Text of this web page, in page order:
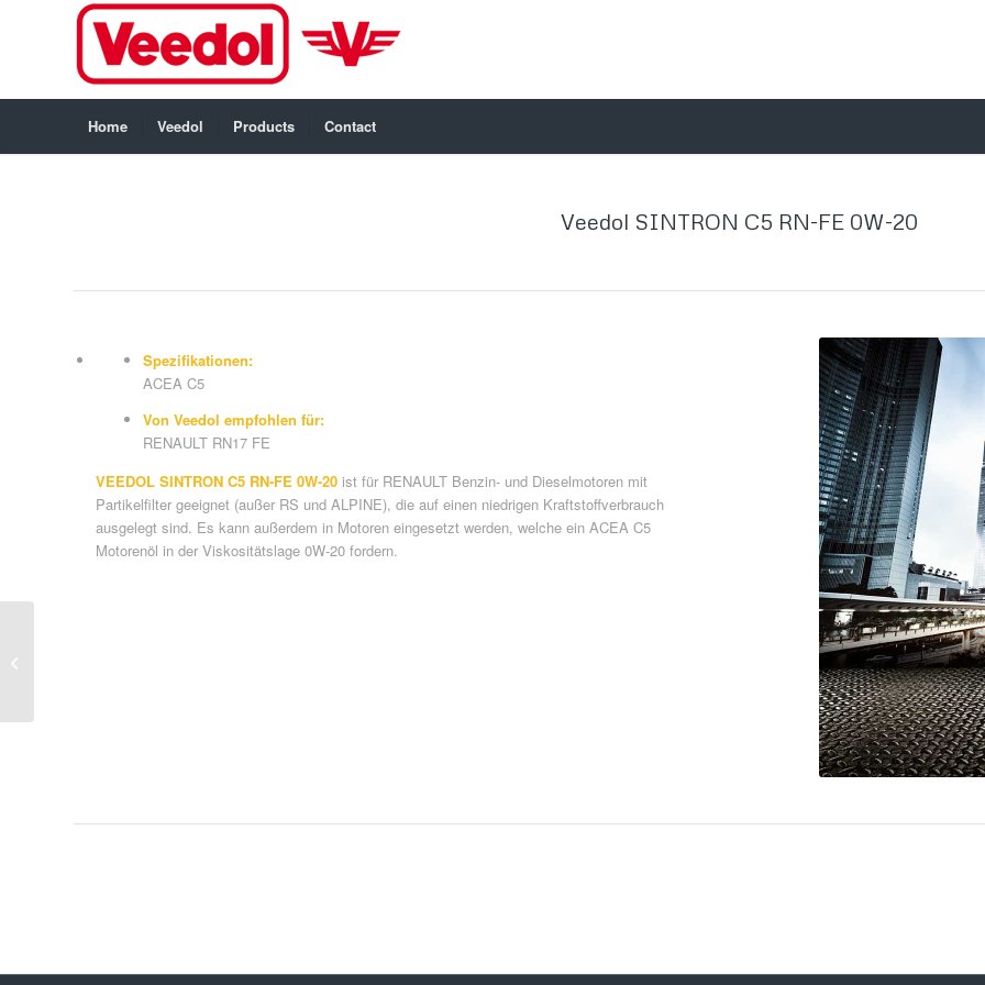
Home Veedol Products Contact
Veedol SINTRON C5 RN-FE 0W-20
Spezifikationen:
ACEA C5
Von Veedol empfohlen für:
RENAULT RN17 FE
VEEDOL SINTRON C5 RN-FE 0W-20 ist für RENAULT Benzin- und Dieselmotoren mit
Partikelfilter geeignet (außer RS und ALPINE), die auf einen niedrigen Kraftstoffverbrauch
ausgelegt sind. Es kann außerdem in Motoren eingesetzt werden, welche ein ACEA C5
Motorenöl in der Viskositätslage 0W-20 fordern.